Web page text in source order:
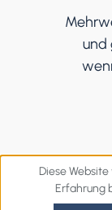
und
Diese
Erfahrung